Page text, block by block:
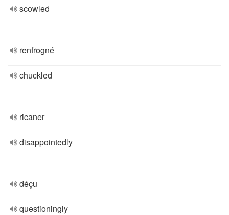
scowled
renfrogné
chuckled
ricaner
disappointedly
déçu
questioningly